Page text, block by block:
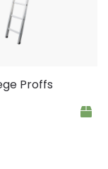
Proffs